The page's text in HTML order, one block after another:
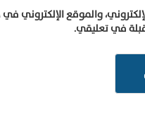
والموقع الإلكتروني
في تعليقي.